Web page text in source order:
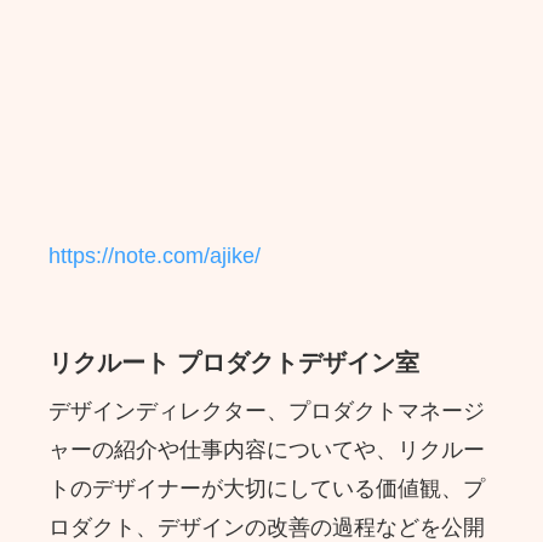
https://note.com/ajike/
リクルート プロダクトデザイン室
デザインディレクター、プロダクトマネージ
ャーの紹介や仕事内容についてや、リクルー
トのデザイナーが大切にしている価値観、プ
ロダクト、デザインの改善の過程などを公開